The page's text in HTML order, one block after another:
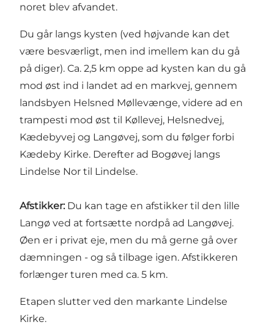
noret blev afvandet.
Du går langs kysten (ved højvande kan det
være besværligt, men ind imellem kan du gå
på diger). Ca. 2,5 km oppe ad kysten kan du gå
mod øst ind i landet ad en markvej, gennem
landsbyen Helsned Møllevænge, videre ad en
trampesti mod øst til Køllevej, Helsnedvej,
Kædebyvej og Langøvej, som du følger forbi
Kædeby Kirke. Derefter ad Bogøvej langs
Lindelse Nor til Lindelse.
Afstikker: Du kan tage en afstikker til den lille
Langø ved at fortsætte nordpå ad Langøvej.
Øen er i privat eje, men du må gerne gå over
dæmningen - og så tilbage igen. Afstikkeren
forlænger turen med ca. 5 km.
Etapen slutter ved den markante Lindelse
Kirke.